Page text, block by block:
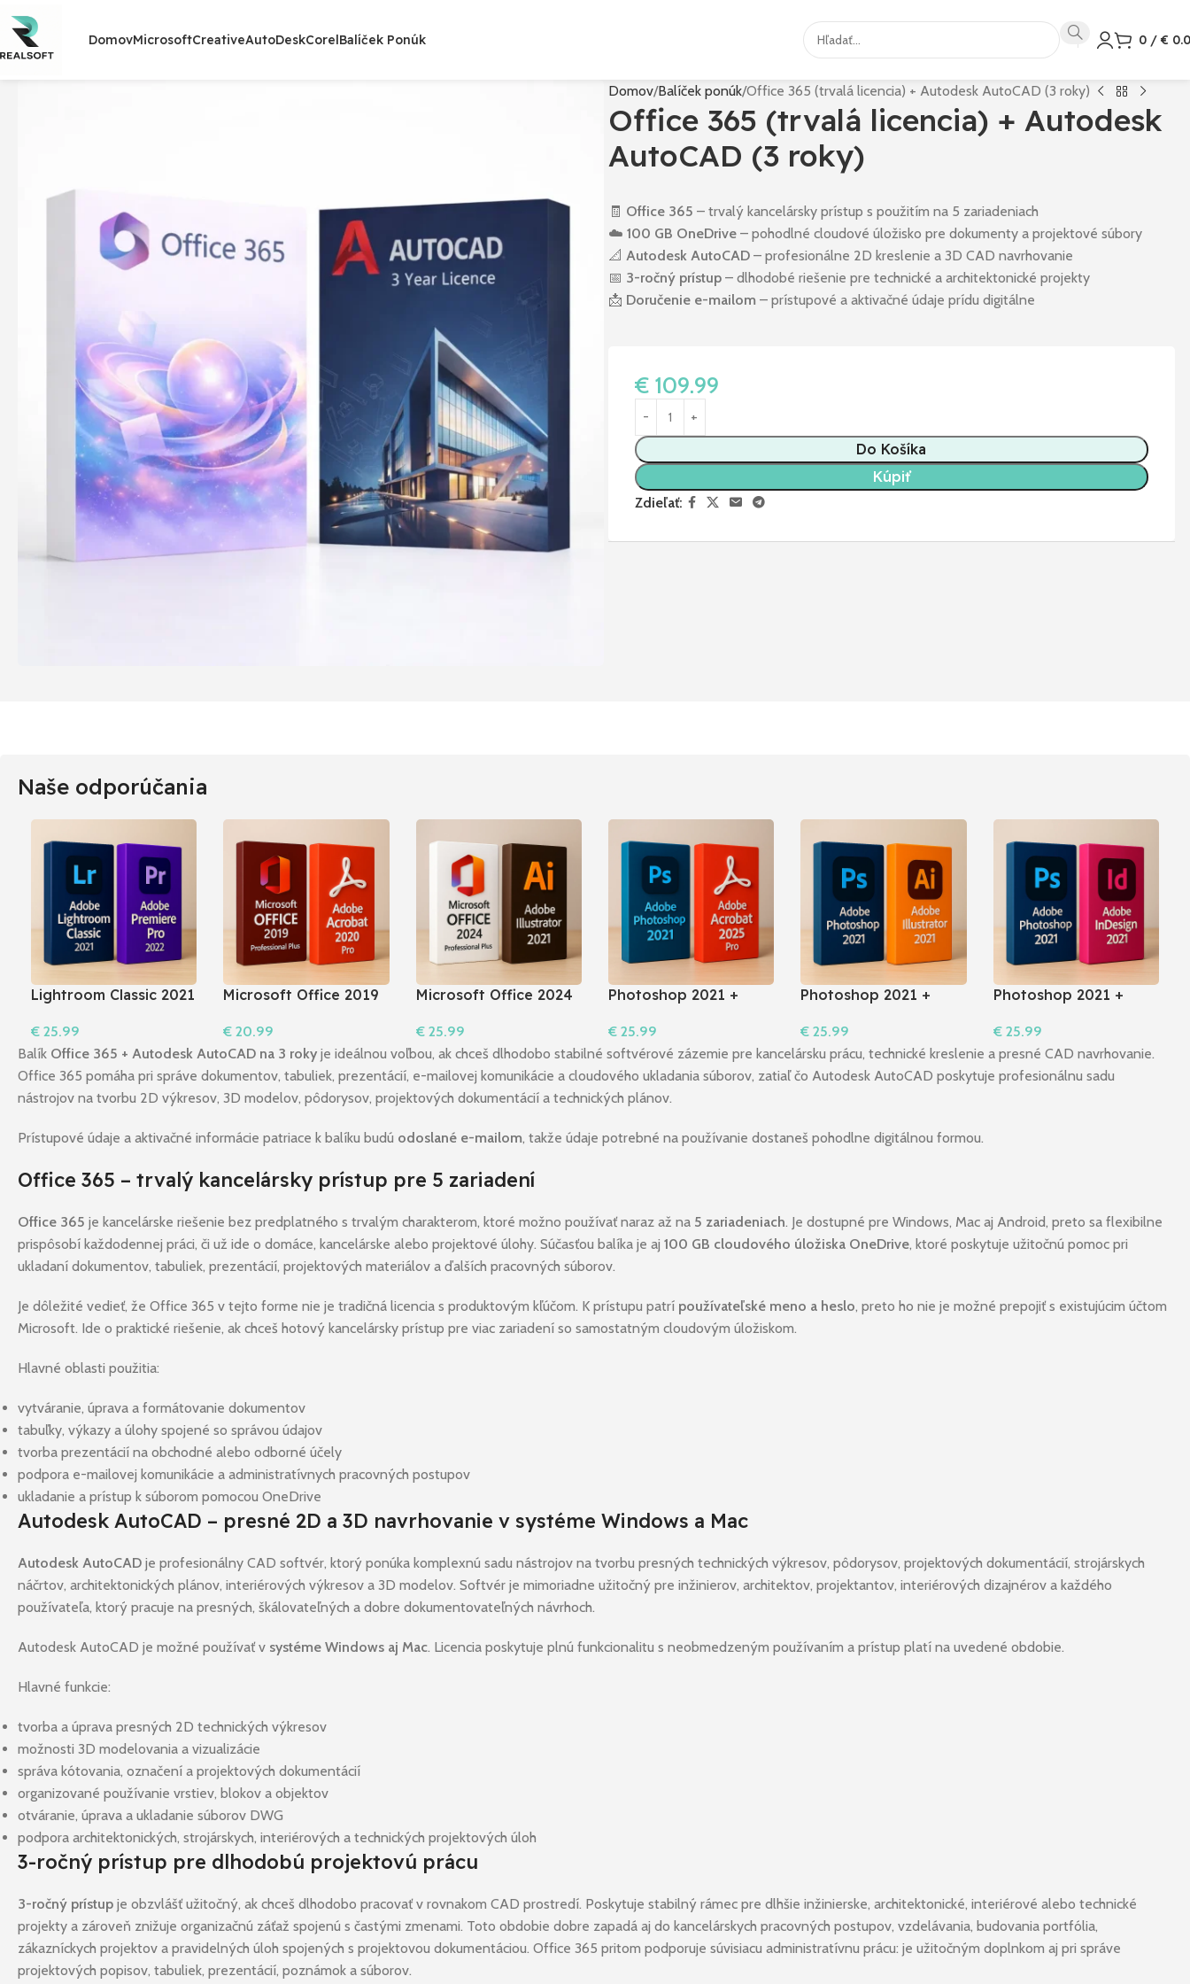
DomovMicrosoftCreativeAutoDeskCorelBalíček Ponúk 0 / €
Domov Balíček ponúk Office 365 (trvalá licencia) + Autodesk AutoCAD (3 roky)
Office 365 (trvalá licencia) + Autodesk
AutoCAD (3 roky)
🧾 Office 365 – trvalý kancelársky prístup s použitím na 5 zariadeniach
☁️ 100 GB OneDrive– pohodlné cloudové úložisko pre dokumenty a projektové súbory
📐 Autodesk AutoCAD– profesionálne 2D kreslenie a 3D CAD navrhovanie
📅 3-ročný prístup– dlhodobé riešenie pre technické a architektonické projekty
📩 Doručenie e-mailom – prístupové a aktivačné údaje prídu digitálne
€109.99
Do Košíka
Kúpiť
Zdieľať:
Naše odporúčania
Lightroom Classic 2021
Windows
€ 25.99
Do Košíka
Microsoft Office 2019
Acrobat 2020 Pro I
Windows
€ 20.99
Do Košíka
Microsoft Office 2024
2021
€25.99
Do Košíka
Photoshop 2021 +
€25.99
Do Košíka
Photoshop 2021 +
Windows
€ 25.99
Do Košíka
Photoshop 2021 +
Windows
€25.99
Do Košíka
Balík Office 365 + Autodesk AutoCAD na 3 roky je ideálnou voľbou, ak chceš dlhodobo stabilné softvérové zázemie pre kancelársku prácu, technické kreslenie a presné CAD navrhovanie.
Office 365 pomáha pri správe dokumentov, tabuliek, prezentácií, e-mailovej komunikácie a cloudového ukladania súborov, zatiaľ čo Autodesk AutoCAD poskytuje profesionálnu sadu
nástrojov na tvorbu 2D výkresov, 3D modelov, pôdorysov, projektových dokumentácií a technických plánov.
Prístupové údaje a aktivačné informácie patriace k balíku budú odoslané e-mailom, takže údaje potrebné na používanie dostaneš pohodlne digitálnou formou.
Office 365 – trvalý kancelársky prístup pre 5 zariadení
Office 365 je kancelárske riešenie bez predplatného s trvalým charakterom, ktoré možno používať naraz až na 5 zariadeniach. Je dostupné pre Windows, Mac aj Android, preto sa flexibilne
prispôsobí každodennej práci, či už ide o domáce, kancelárske alebo projektové úlohy. Súčasťou balíka je aj 100 GB cloudového úložiska OneDrive, ktoré poskytuje užitočnú pomoc pri
ukladaní dokumentov, tabuliek, prezentácií, projektových materiálov a ďalších pracovných súborov.
Je dôležité vedieť, že Office 365 v tejto forme nie je tradičná licencia s produktovým kľúčom. K prístupu patrí používateľské meno a heslo, preto ho nie je možné prepojiť s existujúcim účtom
Microsoft. Ide o praktické riešenie, ak chceš hotový kancelársky prístup pre viac zariadení so samostatným cloudovým úložiskom.
Hlavné oblasti použitia:
vytváranie, úprava a formátovanie dokumentov
tabuľky, výkazy a úlohy spojené so správou údajov
tvorba prezentácií na obchodné alebo odborné účely
podpora e-mailovej komunikácie a administratívnych pracovných postupov
ukladanie a prístup k súborom pomocou OneDrive
Autodesk AutoCAD – presné 2D a 3D navrhovanie v systéme Windows a Mac
Autodesk AutoCAD je profesionálny CAD softvér, ktorý ponúka komplexnú sadu nástrojov na tvorbu presných technických výkresov, pôdorysov, projektových dokumentácií, strojárskych
náčrtov, architektonických plánov, interiérových výkresov a 3D modelov. Softvér je mimoriadne užitočný pre inžinierov, architektov, projektantov, interiérových dizajnérov a každého
používateľa, ktorý pracuje na presných, škálovateľných a dobre dokumentovateľných návrhoch.
Autodesk AutoCAD je možné používať v systéme Windows aj Mac. Licencia poskytuje plnú funkcionalitu s neobmedzeným používaním a prístup platí na uvedené obdobie.
Hlavné funkcie:
tvorba a úprava presných 2D technických výkresov
možnosti 3D modelovania a vizualizácie
správa kótovania, označení a projektových dokumentácií
organizované používanie vrstiev, blokov a objektov
otváranie, úprava a ukladanie súborov DWG
podpora architektonických, strojárskych, interiérových a technických projektových úloh
3-ročný prístup pre dlhodobú projektovú prácu
3-ročný prístup je obzvlášť užitočný, ak chceš dlhodobo pracovať v rovnakom CAD prostredí. Poskytuje stabilný rámec pre dlhšie inžinierske, architektonické, interiérové alebo technické
projekty a zároveň znižuje organizačnú záťaž spojenú s častými zmenami. Toto obdobie dobre zapadá aj do kancelárskych pracovných postupov, vzdelávania, budovania portfólia,
zákazníckych projektov a pravidelných úloh spojených s projektovou dokumentáciou. Office 365 pritom podporuje súvisiacu administratívnu prácu: je užitočným doplnkom aj pri správe
projektových popisov, tabuliek, prezentácií, poznámok a súborov.